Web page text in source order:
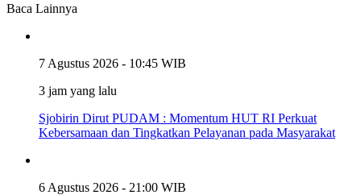
Baca Lainnya
7 Agustus 2026 - 10:45 WIB
3 jam yang lalu
Sjobirin Dirut PUDAM : Momentum HUT RI Perkuat
Kebersamaan dan Tingkatkan Pelayanan pada Masyarakat
6 Agustus 2026 - 21:00 WIB